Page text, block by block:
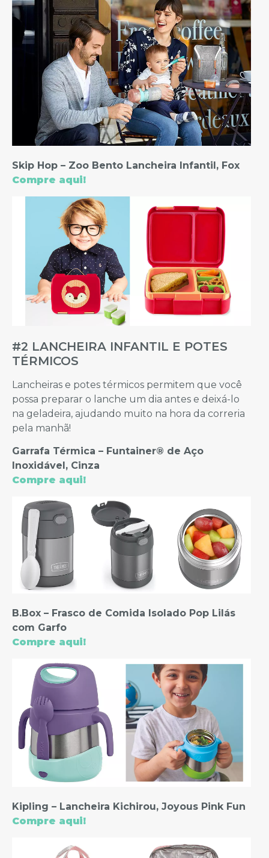
Skip Hop – Zoo Bento Lancheira Infantil, Fox
Compre aqui!
#2 LANCHEIRA INFANTIL E POTES
TÉRMICOS
Lancheiras e potes térmicos permitem que você
possa preparar o lanche um dia antes e deixá-lo
na geladeira, ajudando muito na hora da correria
pela manhã!
Garrafa Térmica – Funtainer® de Aço
Inoxidável, Cinza
Compre aqui!
B.Box – Frasco de Comida Isolado Pop Lilás
com Garfo
Compre aqui!
Kipling – Lancheira Kichirou, Joyous Pink Fun
Compre aqui!